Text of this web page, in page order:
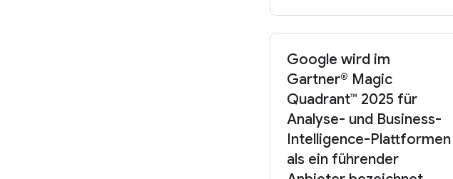
Google wird im
Gartner® Magic
Quadrant™ 2025 für
Analyse- und Business-
Intelligence-Plattformen
als ein führender